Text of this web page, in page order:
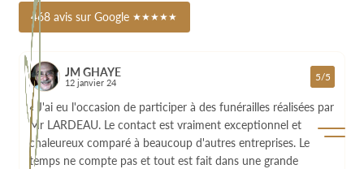
Ouvrir/
468 avis sur Google ★★★★★
JM GHAYE
12 janvier 24 5/5
« J'ai eu l'occasion de participer à des funérailles réalisées par
Mr LARDEAU. Le contact est vraiment exceptionnel et
chaleureux comparé à beaucoup d'autres entreprises. Le
temps ne compte pas et tout est fait dans une grande